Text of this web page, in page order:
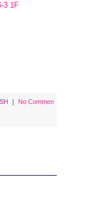
3 1F
｜ No Commen